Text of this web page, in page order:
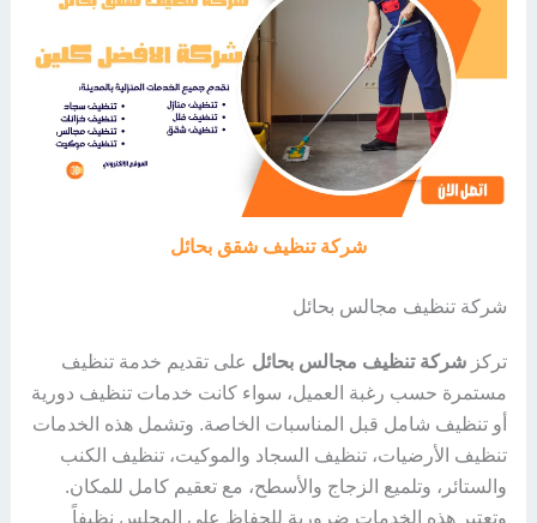
شركة تنظيف شقق بحائل
شركة تنظيف مجالس بحائل
تركز شركة تنظيف مجالس بحائل على تقديم خدمة تنظيف
مستمرة حسب رغبة العميل، سواء كانت خدمات تنظيف دورية
أو تنظيف شامل قبل المناسبات الخاصة. وتشمل هذه الخدمات
تنظيف الأرضيات، تنظيف السجاد والموكيت، تنظيف الكنب
والستائر، وتلميع الزجاج والأسطح، مع تعقيم كامل للمكان.
وتعتبر هذه الخدمات ضرورية للحفاظ على المجلس نظيفاً